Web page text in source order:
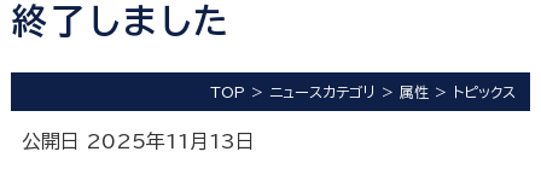
終了しました
TOP ニュースカテゴリ 属性 トピックス
公開日 2025年11月13日